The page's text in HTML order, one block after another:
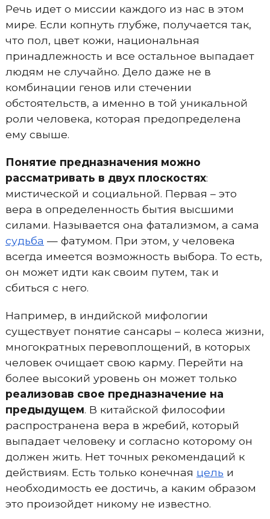
Речь идет о миссии каждого из нас в этом
мире. Если копнуть глубже, получается так,
что пол, цвет кожи, национальная
принадлежность и все остальное выпадает
людям не случайно. Дело даже не в
комбинации генов или стечении
обстоятельств, а именно в той уникальной
роли человека, которая предопределена
ему свыше.
Понятие предназначения можно
рассматривать в двух плоскостях:
мистической и социальной. Первая – это
вера в определенность бытия высшими
силами. Называется она фатализмом, а сама
судьба — фатумом. При этом, у человека
всегда имеется возможность выбора. То есть,
он может идти как своим путем, так и
сбиться с него.
Например, в индийской мифологии
существует понятие сансары – колеса жизни,
многократных перевоплощений, в которых
человек очищает свою карму. Перейти на
более высокий уровень он может только
реализовав свое предназначение на
предыдущем. В китайской философии
распространена вера в жребий, который
выпадает человеку и согласно которому он
должен жить. Нет точных рекомендаций к
действиям. Есть только конечная цель и
необходимость ее достичь, а каким образом
это произойдет никому не известно.